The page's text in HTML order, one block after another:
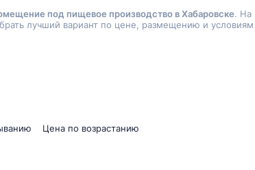
под пищевое производство в Хабаровске. На
лучший вариант по цене, размещению и
Цена по возрастанию